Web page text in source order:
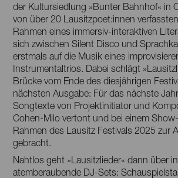
der Kultursiedlung »Bunter Bahnhof« in
von über 20 Lausitzpoet:innen
Rahmen eines immersiv-interaktiven
sich zwischen Silent Disco und
erstmals auf die Musik eines
Instrumentaltrios. Dabei schlägt
Brücke vom Ende des diesjährigen
nächsten Ausgabe: Für das nächste
Songtexte von Projektinitiator und
Cohen-Milo vertont und bei einem
Rahmen des Lausitz Festivals 2025 zur
gebracht.
Nahtlos geht »Lausitzlieder« dann über
atemberaubende DJ-Sets: